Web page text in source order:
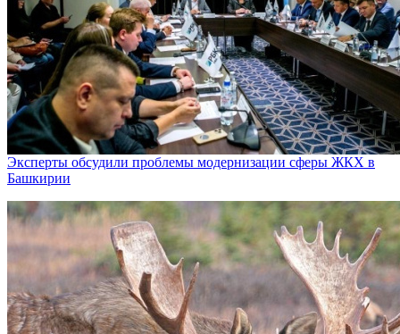
Эксперты обсудили проблемы модернизации сферы ЖКХ в
Башкирии